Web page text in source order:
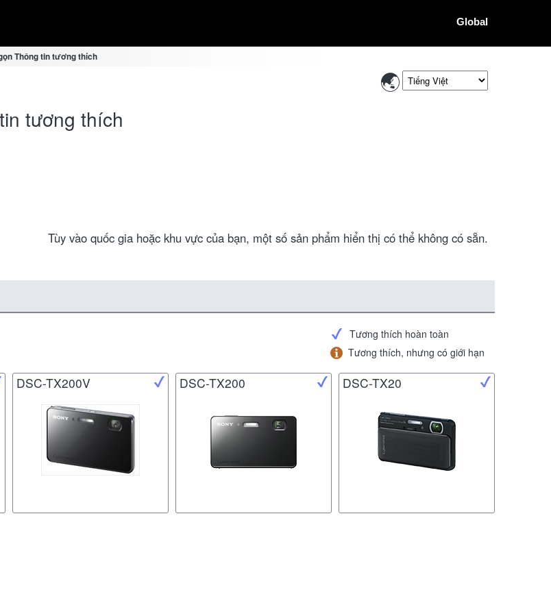
Global
Thông tin tương thích
tương thích
Tùy vào quốc gia hoặc khu vực của bạn, một số sản phẩm hiển thị có thể không có sẵn.
Tương thích hoàn toàn
Tương thích, nhưng có giới hạn
DSC-TX200V DSC-TX200 DSC-TX20